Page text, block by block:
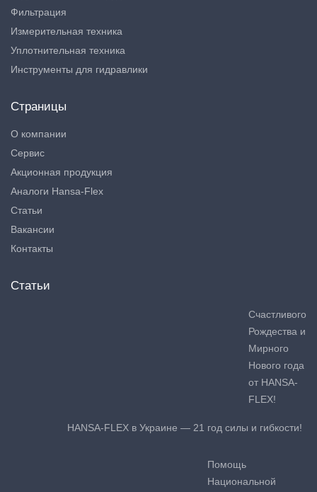
Фильтрация
Измерительная техника
Уплотнительная техника
Инструменты для гидравлики
Страницы
О компании
Сервис
Акционная продукция
Аналоги Hansa-Flex
Статьи
Вакансии
Контакты
Статьи
Счастливого
Рождества и
Мирного
Нового года
от HANSA-
FLEX!
HANSA-FLEX в Украине — 21 год силы и гибкости!
Помощь
Национальной